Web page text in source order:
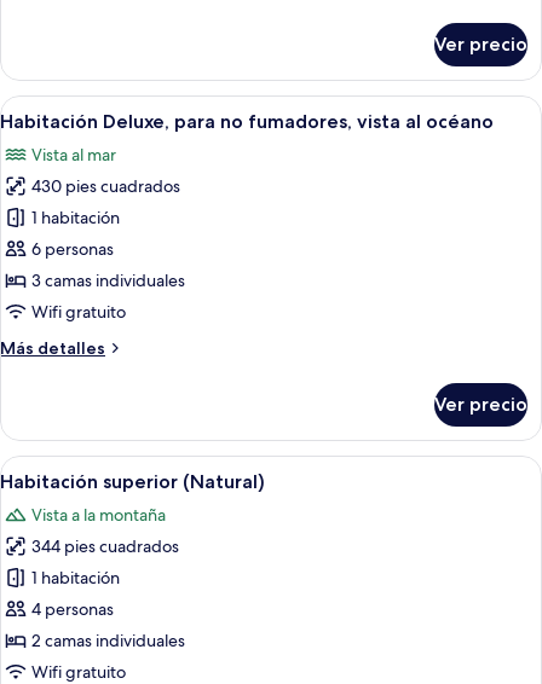
with
Ocean
View
Deluxe
Room
with
View
Ver precio
Abrir
todas
las
fotos
de
Habitación
Deluxe,
para
fumadores,
océano
Habitación de hotel con dos camas,
12
Habitación Deluxe, para no fumadores, vista al océano
Vista al mar
430 pies cuadrados
1 habitación
6 personas
3 camas individuales
Wifi gratuito
Más detalles
Más
Deluxe,
para
no
vista
al
océano
Ver precio
Abrir
todas
las
fotos
de
Habitación
superior
(Natural)
Habitación de hotel con dos camas,
12
Habitación superior (Natural)
Vista a la montaña
344 pies cuadrados
1 habitación
4 personas
2 camas individuales
Wifi gratuito